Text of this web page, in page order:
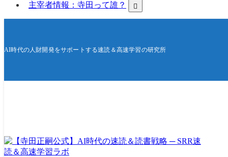
主宰者情報：寺田って誰？
AI時代の人財開発をサポートする速読＆高速学習の研究所